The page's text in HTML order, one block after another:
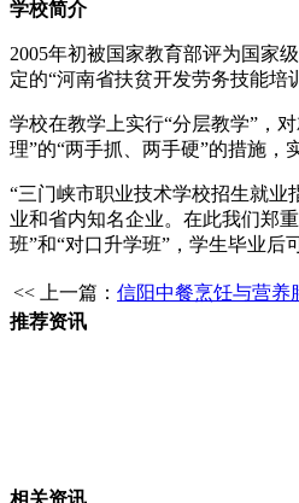
学校简介
2005年初被国家教育部评为国家
定的“河南省扶贫开发劳务技能培
学校在教学上实行“分层教学”，
理”的“两手抓、两手硬”的措施，
“三门峡市职业技术学校招生就业
业和省内知名企业。在此我们郑
班”和“对口升学班”，学生毕业后
<< 上一篇： 信阳中餐烹饪与营养
推荐资讯
相关资讯